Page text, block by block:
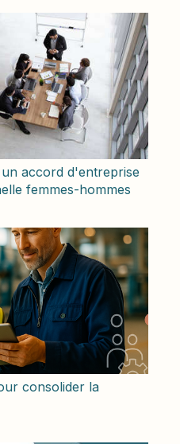
accord d'entreprise
femmes-hommes
consolider la